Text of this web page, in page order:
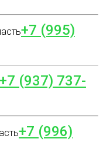
+7 (995)
+7 (937) 737-
+7 (996)